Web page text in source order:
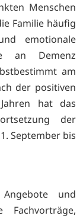
Menschen
Familie häufig
emotionale
an Demenz
am
der positiven
hat das
der
September bis
und
Fachvorträge,